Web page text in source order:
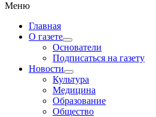
Меню
Главная
О газете
Основатели
Подписаться на газету
Новости
Культура
Медицина
Образование
Общество